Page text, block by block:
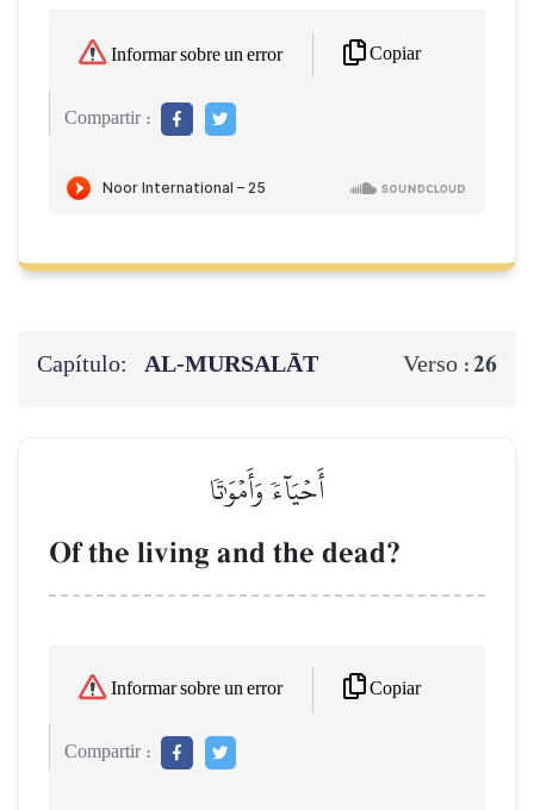
Informar sobre un error Copiar
Compartir :
Capítulo: AL‑MURSALĀT Verso :26
أَحۡيَآءٗ وَأَمۡوَٰتٗا
Of the living and the dead?
Informar sobre un error Copiar
Compartir :